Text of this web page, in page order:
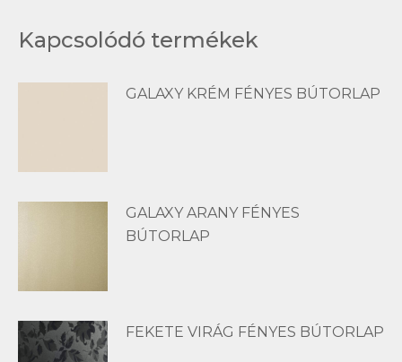
Kapcsolódó termékek
GALAXY KRÉM FÉNYES BÚTORLAP
GALAXY ARANY FÉNYES
BÚTORLAP
FEKETE VIRÁG FÉNYES BÚTORLAP